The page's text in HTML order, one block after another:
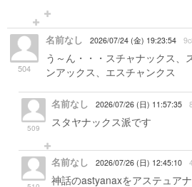
504
名前なし 2026/07/24 (金) 19:23:54
う～ん・・・スチャナックス、
ンアックス、エスチャンクス
509
名前なし 2026/07/26 (日) 11:57:35
スタヤナックス派です
名前なし 2026/07/26 (日) 12:45:10
神話のastyanaxをアステュア